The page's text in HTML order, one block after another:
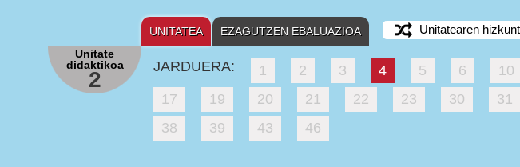
UNITATEA EZAGUTZEN EBALUAZIOA Unitatearen
Unitate
didaktikoa
2
JARDUERA: 1 2 3 4 5 6 10
17
19 20 21 22 23 30 31
38
39 43 46